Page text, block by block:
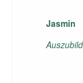
Jasmin